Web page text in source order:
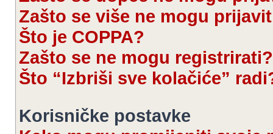
Zašto se više ne mogu
Što je COPPA?
Zašto se ne mogu registrirati?
Što “Izbriši sve kolačiće”
Korisničke postavke